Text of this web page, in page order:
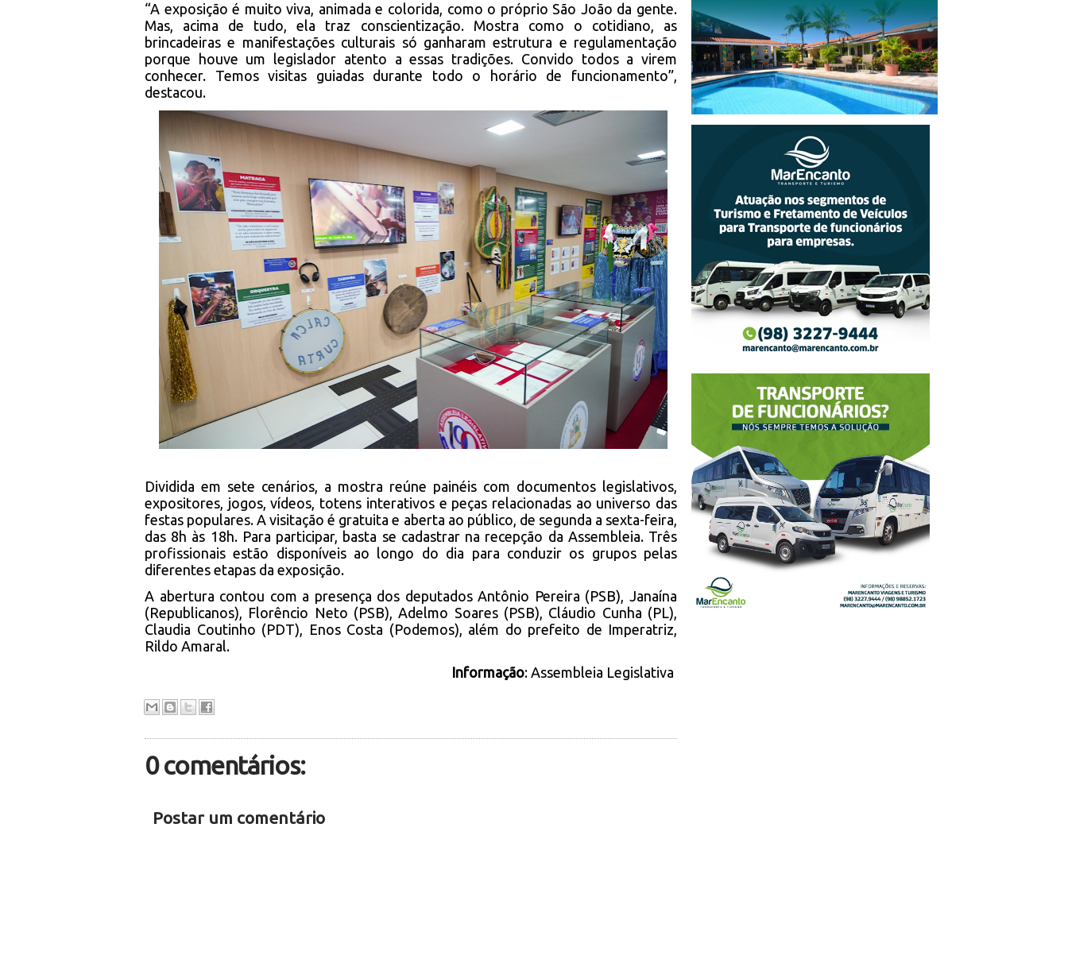
“A exposição é muito viva, animada e colorida, como o próprio São João da gente.
Mas, acima de tudo, ela traz conscientização. Mostra como o cotidiano, as
brincadeiras e manifestações culturais só ganharam estrutura e regulamentação
porque houve um legislador atento a essas tradições. Convido todos a virem
conhecer. Temos visitas guiadas durante todo o horário de funcionamento”,
destacou.
Dividida em sete cenários, a mostra reúne painéis com documentos legislativos,
expositores, jogos, vídeos, totens interativos e peças relacionadas ao universo das
festas populares. A visitação é gratuita e aberta ao público, de segunda a sexta-feira,
das 8h às 18h. Para participar, basta se cadastrar na recepção da Assembleia. Três
profissionais estão disponíveis ao longo do dia para conduzir os grupos pelas
diferentes etapas da exposição.
A abertura contou com a presença dos deputados Antônio Pereira (PSB), Janaína
(Republicanos), Florêncio Neto (PSB), Adelmo Soares (PSB), Cláudio Cunha (PL),
Claudia Coutinho (PDT), Enos Costa (Podemos), além do prefeito de Imperatriz,
Rildo Amaral.
Informação: Assembleia Legislativa
0 comentários:
Postar um comentário